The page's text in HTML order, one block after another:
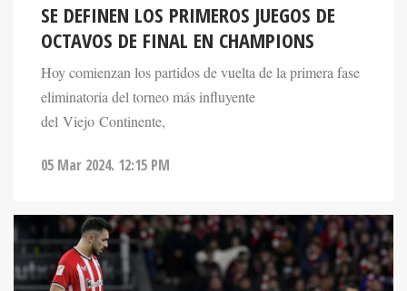
SE DEFINEN LOS PRIMEROS JUEGOS DE
OCTAVOS DE FINAL EN CHAMPIONS
Hoy comienzan los partidos de vuelta de la primera fase
eliminatoria del torneo más influyente
del Viejo Continente,
05 Mar 2024. 12:15 PM